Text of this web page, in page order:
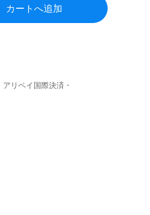
カートへ追加
リペイ国際決済・